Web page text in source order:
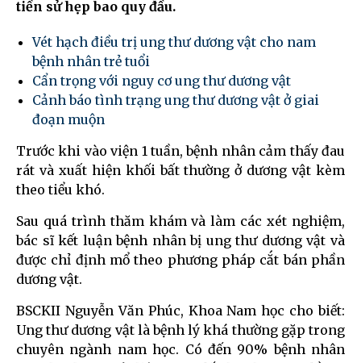
tiền sử hẹp bao quy đầu.
Vét hạch điều trị ung thư dương vật cho nam
bệnh nhân trẻ tuổi
Cẩn trọng với nguy cơ ung thư dương vật
Cảnh báo tình trạng ung thư dương vật ở giai
đoạn muộn
Trước khi vào viện 1 tuần, bệnh nhân cảm thấy đau
rát và xuất hiện khối bất thường ở dương vật kèm
theo tiểu khó.
Sau quá trình thăm khám và làm các xét nghiệm,
bác sĩ kết luận bệnh nhân bị ung thư dương vật và
được chỉ định mổ theo phương pháp cắt bán phần
dương vật.
BSCKII Nguyễn Văn Phúc, Khoa Nam học cho biết:
Ung thư dương vật là bệnh lý khá thường gặp trong
chuyên ngành nam học. Có đến 90% bệnh nhân